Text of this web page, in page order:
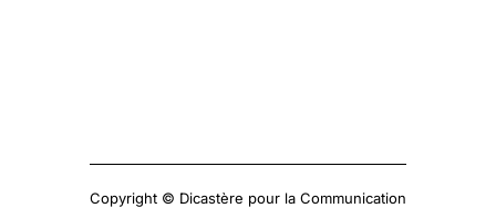
Copyright © Dicastère pour la Communication